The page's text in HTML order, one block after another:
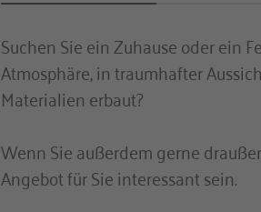
Suchen Sie ein Zuhause oder ein
Atmosphäre, in traumhafter
Materialien erbaut?
Wenn Sie außerdem gerne
Angebot für Sie interessant sein.